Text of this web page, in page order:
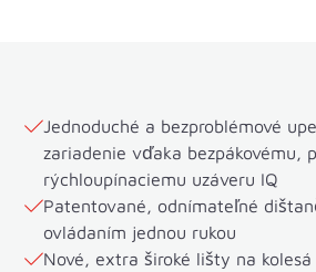
Jednoduché a bezproblémové
zariadenie vďaka bezpákovému,
rýchloupínaciemu uzáveru IQ
Patentované, odnímateľné
ovládaním jednou rukou
Nové, extra široké lišty na kolesá